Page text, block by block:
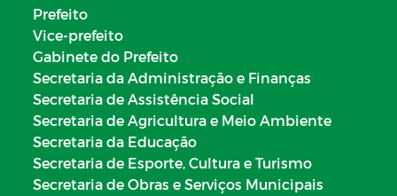
Prefeito
Vice-prefeito
Gabinete do Prefeito
Secretaria da Administração e Finanças
Secretaria de Assistência Social
Secretaria de Agricultura e Meio Ambiente
Secretaria da Educação
Secretaria de Esporte, Cultura e Turismo
Secretaria de Obras e Serviços Municipais